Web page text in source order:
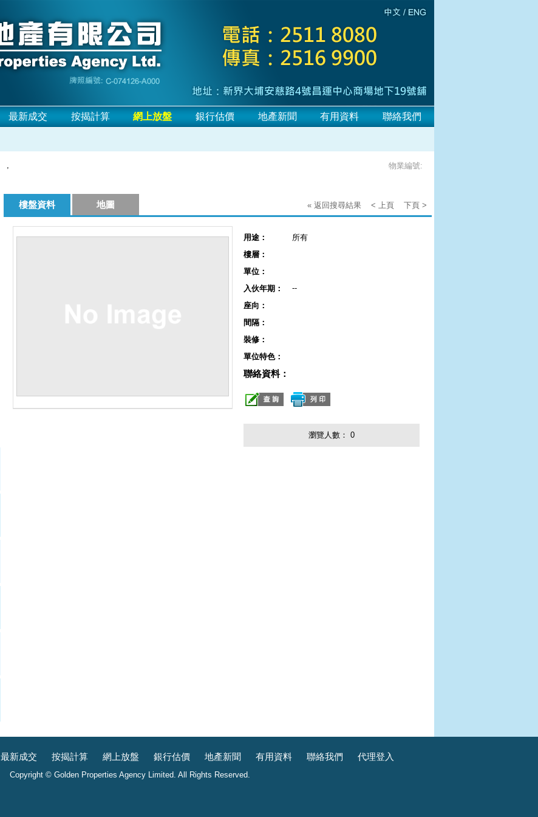
最新成交 按揭計算 網上放盤 銀行估價 地產新聞 有用資料 聯絡我們
, 物業編號:
樓盤資料 地圖 « 返回搜尋結果 < 上頁 下頁 >
用途：
所有
樓層：
單位：
入伙年期：
--
座向：
間隔：
裝修：
單位特色：
聯絡資料：
瀏覽人數： 0
最新成交 按揭計算 網上放盤 銀行估價 地產新聞 有用資料 聯絡我們 代理登入
Copyright © Golden Properties Agency Limited. All Rights Reserved.